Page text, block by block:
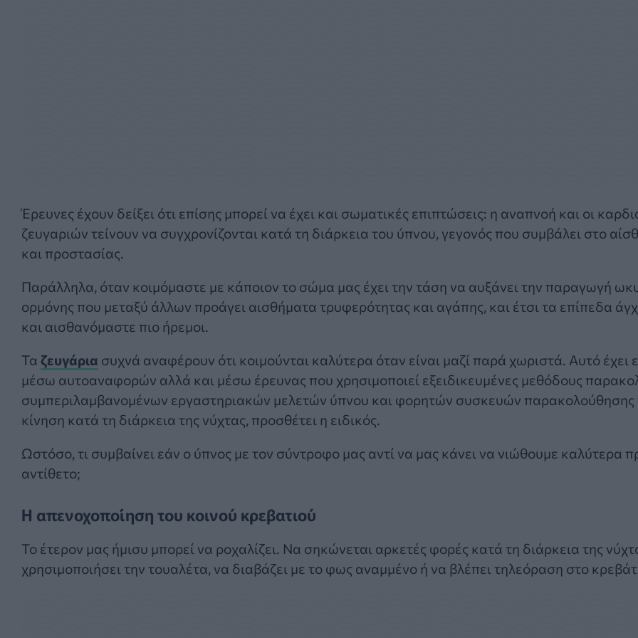
Έρευνες έχουν δείξει ότι επίσης μπορεί να έχει και σωματικές επιπτώσεις: η αναπνοή και οι
ζευγαριών τείνουν να συγχρονίζονται κατά τη διάρκεια του ύπνου, γεγονός που συμβάλει στο
και προστασίας.
Παράλληλα, όταν κοιμόμαστε με κάποιον το σώμα μας έχει την τάση να αυξάνει την παραγωγή
ορμόνης που μεταξύ άλλων προάγει αισθήματα τρυφερότητας και αγάπης, και έτσι τα επίπεδα
και αισθανόμαστε πιο ήρεμοι.
Τα ζευγάρια συχνά αναφέρουν ότι κοιμούνται καλύτερα όταν είναι μαζί παρά χωριστά. Αυτό έχει
μέσω αυτοαναφορών αλλά και μέσω έρευνας που χρησιμοποιεί εξειδικευμένες μεθόδους
συμπεριλαμβανομένων εργαστηριακών μελετών ύπνου και φορητών συσκευών παρακολούθησης
κίνηση κατά τη διάρκεια της νύχτας, προσθέτει η ειδικός.
Ωστόσο, τι συμβαίνει εάν ο ύπνος με τον σύντροφο μας αντί να μας κάνει να νιώθουμε καλύτερα
αντίθετο;
Η απενοχοποίηση του κοινού κρεβατιού
Το έτερον μας ήμισυ μπορεί να ροχαλίζει. Να σηκώνεται αρκετές φορές κατά τη διάρκεια της
χρησιμοποιήσει την τουαλέτα, να διαβάζει με το φως αναμμένο ή να βλέπει τηλεόραση στο